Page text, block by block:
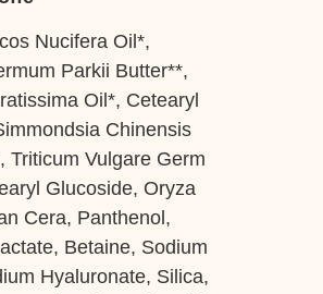
Nucifera Oil*,
Parkii Butter**,
Oil*, Cetearyl
Chinensis
Triticum Vulgare Germ
Glucoside, Oryza
Cera, Panthenol,
Betaine, Sodium
Hyaluronate, Silica,